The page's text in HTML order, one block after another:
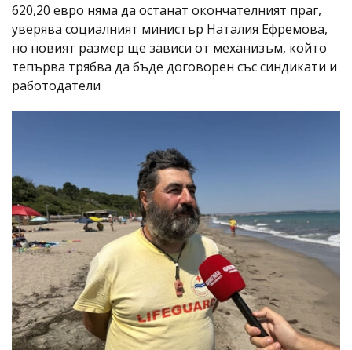
620,20 евро няма да останат окончателният праг,
уверява социалният министър Наталия Ефремова,
но новият размер ще зависи от механизъм, който
тепърва трябва да бъде договорен със синдикати и
работодатели